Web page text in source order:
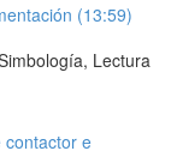
(13:59)
Lectura
contactor e